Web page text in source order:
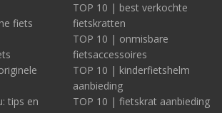
fiets
tips en
TOP 10 | best verkochte
fietskratten
TOP 10 | onmisbare
fietsaccessoires
TOP 10 | kinderfietshelm
aanbieding
TOP 10 | fietskrat aanbieding